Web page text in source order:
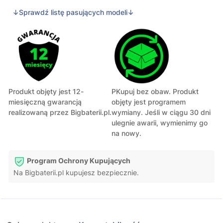
↓Sprawdź listę pasujących modeli↓
Produkt objęty jest 12-
miesięczną gwarancją
realizowaną przez Bigbaterii.pl.
PKupuj bez obaw. Produkt
objęty jest programem
wymiany. Jeśli w ciągu 30 dni
ulegnie awarii, wymienimy go
na nowy.
Program Ochrony Kupujących
Na Bigbaterii.pl kupujesz bezpiecznie.